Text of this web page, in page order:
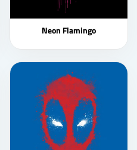
Neon Flamingo